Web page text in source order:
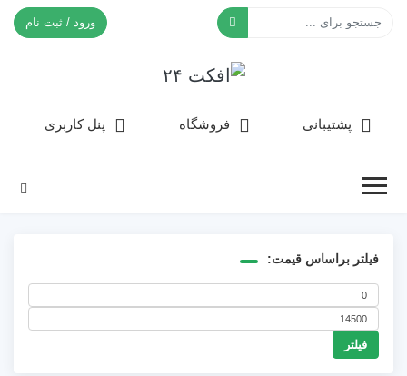
ورود / ثبت نام
پشتیبانی فروشگاه پنل کاربری
فیلتر براساس قیمت:
فیلتر